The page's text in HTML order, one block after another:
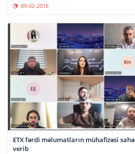
09-02-2016
ETX fərdi məlumatların mühafizəsi
verib